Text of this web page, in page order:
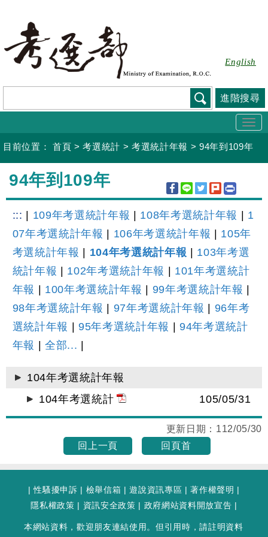
要
容
English
進階搜尋
目前位置： 首頁 >考選統計 >考選統計年報 >94年到109年
94年到109年
::: 109年考選統計年報 108年考選統計年報
1
07年考選統計年報
106年考選統計年報
105年
考選統計年報
104年考選統計年報
103年考選
統計年報
102年考選統計年報
101年考選統計
年報
100年考選統計年報 99年考選統計年報
98年考選統計年報
97年考選統計年報
96年考
選統計年報
|95年考選統計年報 |94年考選統計
年報
|全部...
104年考選統計年報
104年考選統計
105/05/31
更新日期： 112/05/30
回上一頁
回頁首
|性騷擾申訴 | 檢舉信箱 |遊說資訊專區 |著作權聲明 |
隱私權政策 | 資訊安全政策 | 政府網站資料開放宣告 |
本網站資料，歡迎朋友連結使用。但引用時，請註明資料